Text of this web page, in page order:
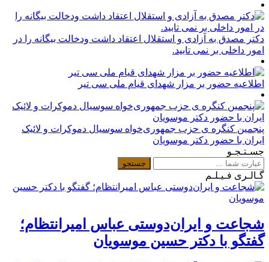
دکتر مصدق به آزادی و استقلال اعتقاد داشت ودخالت بیگانه را در
امور داخلی بر نمی تابید.
اطلاعیه حضور بر مزار شهدای قیام ملی سی تیر
پنجمین کنگره ی حزب جمهوری‌خواه سوسیال دموکرات و لائیک
ایران با حضور دکتر موسویان
جسـتـجـو
گـالـری فـیـلـم
شجاعت و ایران‌دوستی عباس امیرانتظام؛
گفتگو با دکتر حسین موسویان